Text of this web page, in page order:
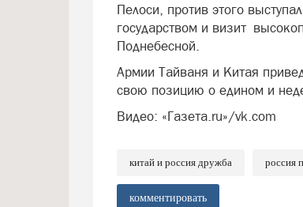
Пелоси, против этого
государством и визит
Поднебесной.
Армии Тайваня и Китая
свою позицию о едином и
Видео: «Газета.ru»/vk.com
китай и россия дружба россия
комментировать